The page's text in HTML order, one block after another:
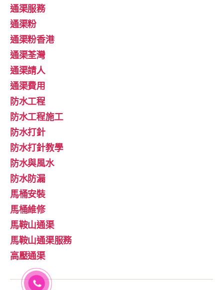
通渠服務
通渠粉
通渠粉香港
通渠荃灣
通渠請人
通渠費用
防水工程
防水工程施工
防水打針
防水打針教學
防水與風水
防水防漏
馬桶安裝
馬桶維修
馬鞍山通渠
馬鞍山通渠服務
高壓通渠